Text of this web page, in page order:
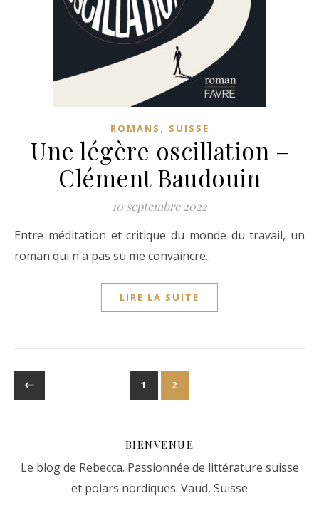
ROMANS , SUISSE
Une légère oscillation –
Clément Baudouin
10 septembre 2022
Entre méditation et critique du monde du travail, un
roman qui n'a pas su me convaincre...
LIRE LA SUITE
1 2
BIENVENUE
Le blog de Rebecca. Passionnée de littérature suisse
et polars nordiques. Vaud, Suisse